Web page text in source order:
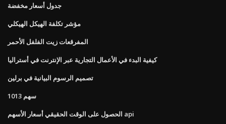
جدول أسعار مخفضة
مؤشر تكلفة الهيكل الهيكلي
المفرقعات زيت الفلفل الأحمر
كيفية البدء في الأعمال التجارية عبر الإنترنت في أستراليا
تصميم الرسوم البيانية في برلين
سهم 1013
الحصول على الوقت الحقيقي أسعار الأسهم api